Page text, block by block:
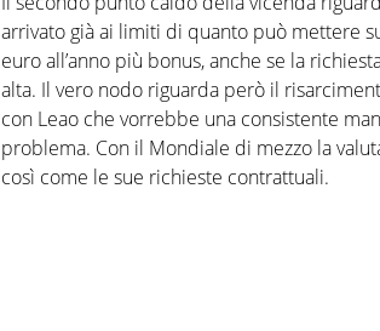
arrivato già ai limiti di quanto può mettere
euro all’anno più bonus, anche se la
alta. Il vero nodo riguarda però il
con Leao che vorrebbe una consistente
problema. Con il Mondiale di mezzo la
così come le sue richieste contrattuali.